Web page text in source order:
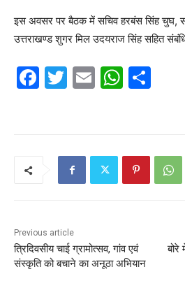
इस अवसर पर बैठक में सचिव हरबंस सिंह चुघ,
उत्तराखण्ड शुगर मिल उदयराज सिंह सहित
F
k
T
E
W
A
p
Previous article
त्रिदिवसीय चाई ग्रामोत्सव, गांव एवं
संस्कृति को बचाने का अनूठा अभियान
बोरे